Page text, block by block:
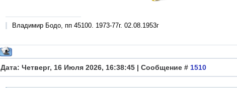
Владимир Бодо, пп 45100. 1973-77г. 02.08.1953г
Дата: Четверг, 16 Июля 2026, 16:38:45 | Сообщение # 1510